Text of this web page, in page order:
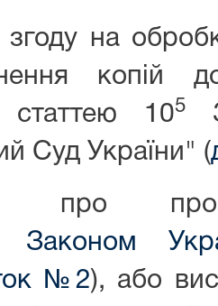
на
копій
105
Суд України" (
про
Законом
№2), або